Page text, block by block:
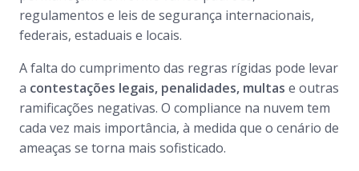
regulamentos e leis de segurança internacionais,
federais, estaduais e locais.
A falta do cumprimento das regras rígidas pode levar
a contestações legais, penalidades, multas e outras
ramificações negativas. O compliance na nuvem tem
cada vez mais importância, à medida que o cenário de
ameaças se torna mais sofisticado.